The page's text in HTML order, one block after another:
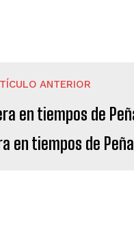
ANTERIOR
en tiempos de Peña